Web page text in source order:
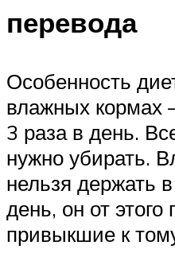
перевода
Особенность
влажных кормах
3 раза в день.
нужно убирать.
нельзя держать
день, он от этого
привыкшие к